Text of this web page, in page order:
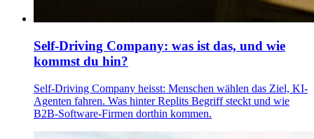
Self-Driving Company: was ist das, und wie
kommst du hin?
Self-Driving Company heisst: Menschen wählen das Ziel, KI-
Agenten fahren. Was hinter Replits Begriff steckt und wie
B2B-Software-Firmen dorthin kommen.